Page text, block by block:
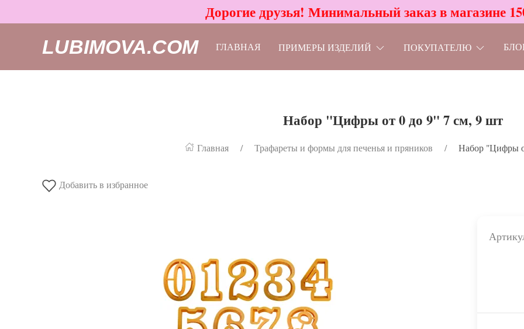
Дорогие друзья! Минимальный заказ в магазине
LUBIMOVA.COM ГЛАВНАЯ ПРИМЕРЫ ИЗДЕЛИЙ ПОКУПАТЕЛЮ
Набор "Цифры от 0 до 9" 7 см, 9 шт
Главная Трафареты и формы для печенья и пряников Набор "Цифры
Добавить в избранное